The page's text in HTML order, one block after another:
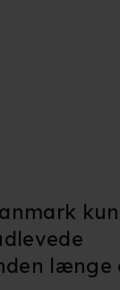
længe